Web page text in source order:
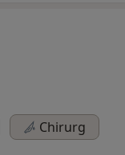
Chirurg